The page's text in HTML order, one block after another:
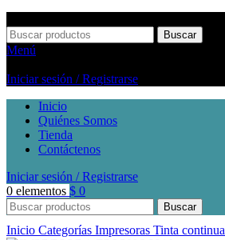
Buscar
Menú
Iniciar sesión / Registrarse
Inicio
Quiénes Somos
Tienda
Contáctenos
Iniciar sesión / Registrarse
0 elementos $ 0
Buscar
Inicio Categorías Impresoras Tinta continua